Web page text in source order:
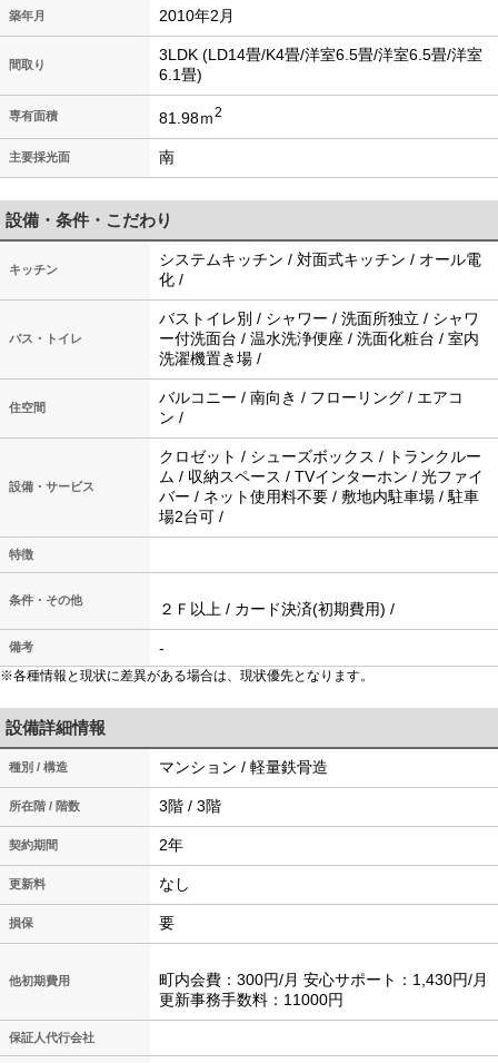
築年月 2010年2月
間取り
3LDK (LD14畳/K4畳/洋室6.5畳/洋室6.5畳/洋室
6.1畳)
専有面積 81.98ｍ2
主要採光面 南
設備・条件・こだわり
キッチン
システムキッチン / 対面式キッチン / オール電
化 /
バス・トイレ
バストイレ別 / シャワー / 洗面所独立 / シャワ
ー付洗面台 / 温水洗浄便座 / 洗面化粧台 / 室内
洗濯機置き場 /
住空間
バルコニー / 南向き / フローリング / エアコ
ン /
設備・サービス
クロゼット / シューズボックス / トランクルー
ム / 収納スペース / TVインターホン / 光ファイ
バー / ネット使用料不要 / 敷地内駐車場 / 駐車
場2台可 /
特徴
条件・その他 ２Ｆ以上 / カード決済(初期費用) /
備考 -
※各種情報と現状に差異がある場合は、現状優先となります。
設備詳細情報
種別 / 構造 マンション / 軽量鉄骨造
所在階 / 階数 3階 / 3階
契約期間 2年
更新料 なし
損保 要
他初期費用
町内会費：300円/月 安心サポート：1,430円/月
更新事務手数料：11000円
保証人代行会社